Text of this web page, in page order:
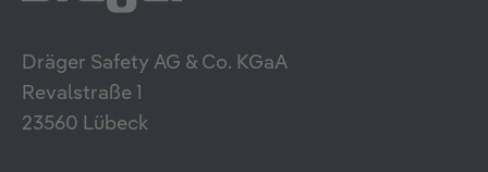
Dräger Safety AG & Co. KGaA
Revalstraße 1
23560 Lübeck